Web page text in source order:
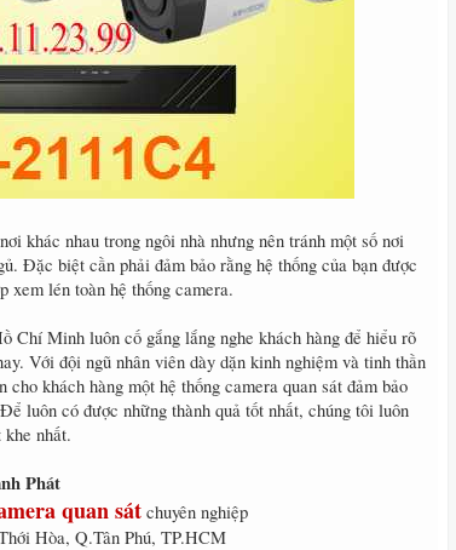
khác nhau trong ngôi nhà nhưng nên tránh một số nơi
Đặc biệt cần phải đảm bảo rằng hệ thống của bạn được
xem lén toàn hệ thống camera.
Chí Minh luôn cố gắng lắng nghe khách hàng để hiểu rõ
Với đội ngũ nhân viên dày dặn kinh nghiệm và tinh thần
cho khách hàng một hệ thống camera quan sát đảm bảo
luôn có được những thành quả tốt nhất, chúng tôi luôn
nhất.
Phát
quan sát chuyên nghiệp
Hòa, Q.Tân Phú, TP.HCM